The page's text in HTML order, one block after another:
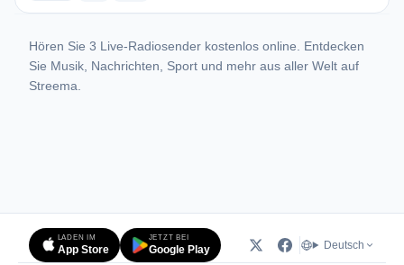
Hören Sie 3 Live-Radiosender kostenlos online. Entdecken
Sie Musik, Nachrichten, Sport und mehr aus aller Welt auf
Streema.
LADEN IM
App Store
JETZT BEI
Google Play Deutsch